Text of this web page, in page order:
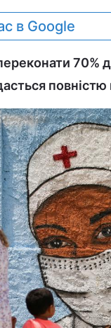
в Google
70%